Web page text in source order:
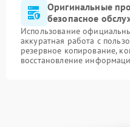
Оригинальные
безопасное
Использование
аккуратная работа с
резервное копирование,
восстановление